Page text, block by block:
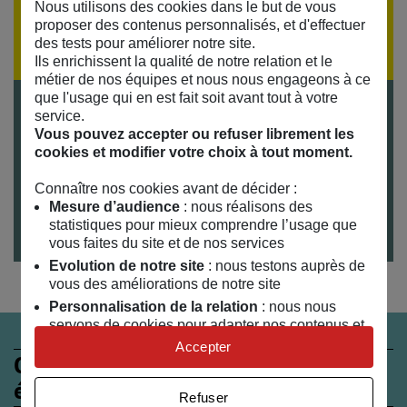
Si vous souhaitez recevoir la programmation par
email,inscrivez-vous à notre lettre d'information
Tarifs
Gratuit sur inscription
Durée
1h30
Publics
Adultes
Ces évènements peuvent
également vous intéresser
Nous utilisons des cookies dans le but de vous
proposer des contenus personnalisés, et d'effectuer
des tests pour améliorer notre site.
Ils enrichissent la qualité de notre relation et le
métier de nos équipes et nous nous engageons à ce
que l'usage qui en est fait soit avant tout à votre
service.
Vous pouvez accepter ou refuser librement les
cookies et modifier votre choix à tout moment.
Connaître nos cookies avant de décider :
Mesure d’audience: nous réalisons des
statistiques pour mieux comprendre l’usage que
vous faites du site et de nos services
Evolution de notre site: nous testons auprès de
vous des améliorations de notre site
Personnalisation de la relation : nous nous
servons de cookies pour adapter nos contenus et
personnaliser nos offres
Univers publicitaire: nous utilisons avec nos
publicités personnalisées
Refuser
Accepter